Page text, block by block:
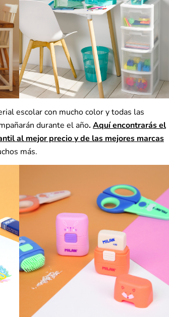
escolar con mucho color y todas las
durante el año.Aquí encontrarás el
al mejor precio y de las mejores marcas
más.